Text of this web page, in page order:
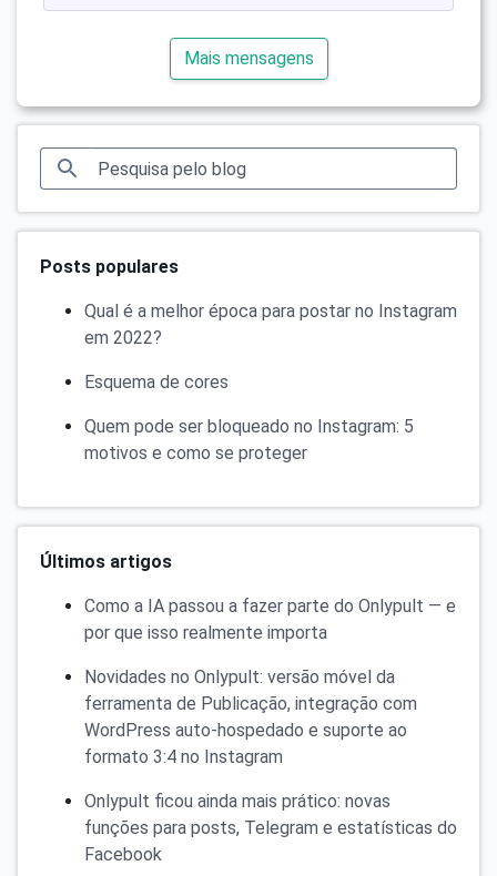
Mais mensagens
Posts populares
Qual é a melhor época para postar no Instagram
em 2022?
Esquema de cores
Quem pode ser bloqueado no Instagram: 5
motivos e como se proteger
Últimos artigos
Como a IA passou a fazer parte do Onlypult — e
por que isso realmente importa
Novidades no Onlypult: versão móvel da
ferramenta de Publicação, integração com
WordPress auto-hospedado e suporte ao
formato 3:4 no Instagram
Onlypult ficou ainda mais prático: novas
funções para posts, Telegram e estatísticas do
Facebook